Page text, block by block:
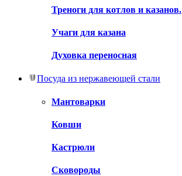
Треноги для котлов и казанов.
Учаги для казана
Духовка переносная
Посуда из нержавеющей стали
Мантоварки
Ковши
Кастрюли
Сковороды